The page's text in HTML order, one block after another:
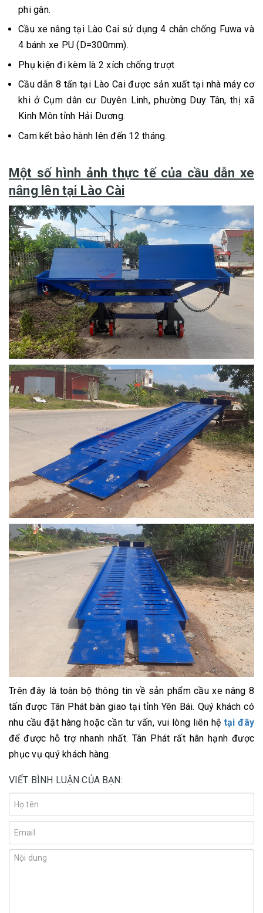
phi gân.
Cầu xe nâng tại Lào Cai sử dụng 4 chân chống Fuwa và
4 bánh xe PU (D=300mm).
Phụ kiện đi kèm là 2 xích chống trượt
Cầu dẫn 8 tấn tại Lào Cai được sản xuất tại nhà máy cơ
khi ở Cụm dân cư Duyên Linh, phường Duy Tân, thị xã
Kinh Môn tỉnh Hải Dương.
Cam kết bảo hành lên đến 12 tháng.
Một số hình ảnh thực tế của cầu dẫn xe
nâng lên tại Lào Cài
Trên đây là toàn bộ thông tin về sản phẩm cầu xe nâng 8
tấn được Tân Phát bàn giao tại tỉnh Yên Bái. Quý khách có
nhu cầu đặt hàng hoặc cần tư vấn, vui lòng liên hệ tại đây
để được hỗ trợ nhanh nhất. Tân Phát rất hân hạnh được
phục vụ quý khách hàng.
VIẾT BÌNH LUẬN CỦA BẠN: